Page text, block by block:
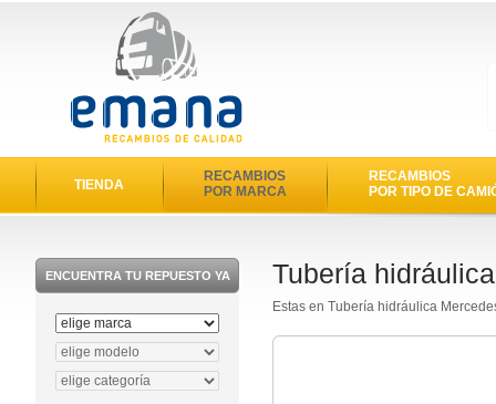
TIENDA
RECAMBIOS
POR MARCA
RECAMBIOS
POR TIPO DE
ENCUENTRA TU REPUESTO YA Tubería
Estas en Tubería hidráulica